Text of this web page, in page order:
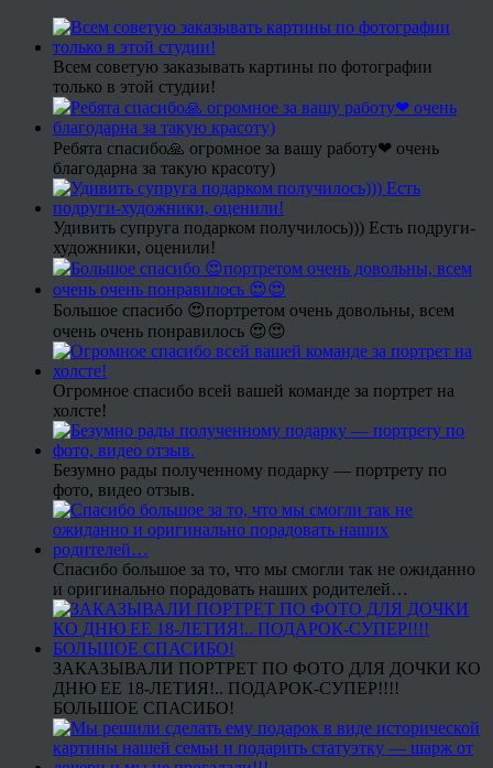
Всем советую заказывать картины по фотографии
только в этой студии!
Ребята спасибо🙏 огромное за вашу работу❤ очень
благодарна за такую красоту)
Удивить супруга подарком получилось))) Есть подруги-
художники, оценили!
Большое спасибо 😍портретом очень довольны, всем
очень очень понравилось 😍😍
Огромное спасибо всей вашей команде за портрет на
холсте!
Безумно рады полученному подарку — портрету по
фото, видео отзыв.
Спасибо большое за то, что мы смогли так не ожиданно
и оригинально порадовать наших родителей…
ЗАКАЗЫВАЛИ ПОРТРЕТ ПО ФОТО ДЛЯ ДОЧКИ КО
ДНЮ ЕЕ 18-ЛЕТИЯ!.. ПОДАРОК-СУПЕР!!!!
БОЛЬШОЕ СПАСИБО!